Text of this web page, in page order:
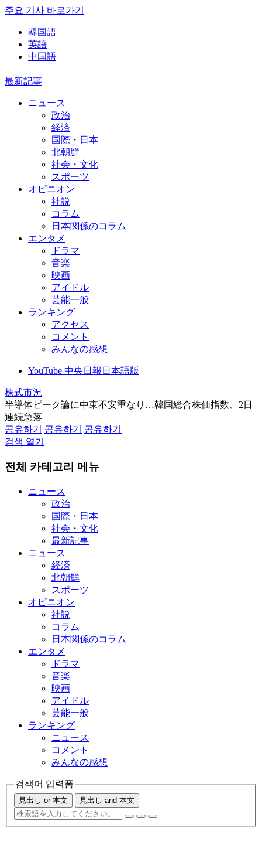
주요 기사 바로가기
韓国語
英語
中国語
最新記事
ニュース
政治
経済
国際・日本
北朝鮮
社会・文化
スポーツ
オピニオン
社説
コラム
日本関係のコラム
エンタメ
ドラマ
音楽
映画
アイドル
芸能一般
ランキング
アクセス
コメント
みんなの感想
YouTube 中央日報日本語版
株式市況
半導体ピーク論に中東不安重なり…韓国総合株価指数、2日
連続急落
공유하기
공유하기
공유하기
검색 열기
전체 카테고리 메뉴
ニュース
政治
国際・日本
社会・文化
最新記事
ニュース
経済
北朝鮮
スポーツ
オピニオン
社説
コラム
日本関係のコラム
エンタメ
ドラマ
音楽
映画
アイドル
芸能一般
ランキング
ニュース
コメント
みんなの感想
검색어 입력폼
見出し or 本文 見出し and 本文